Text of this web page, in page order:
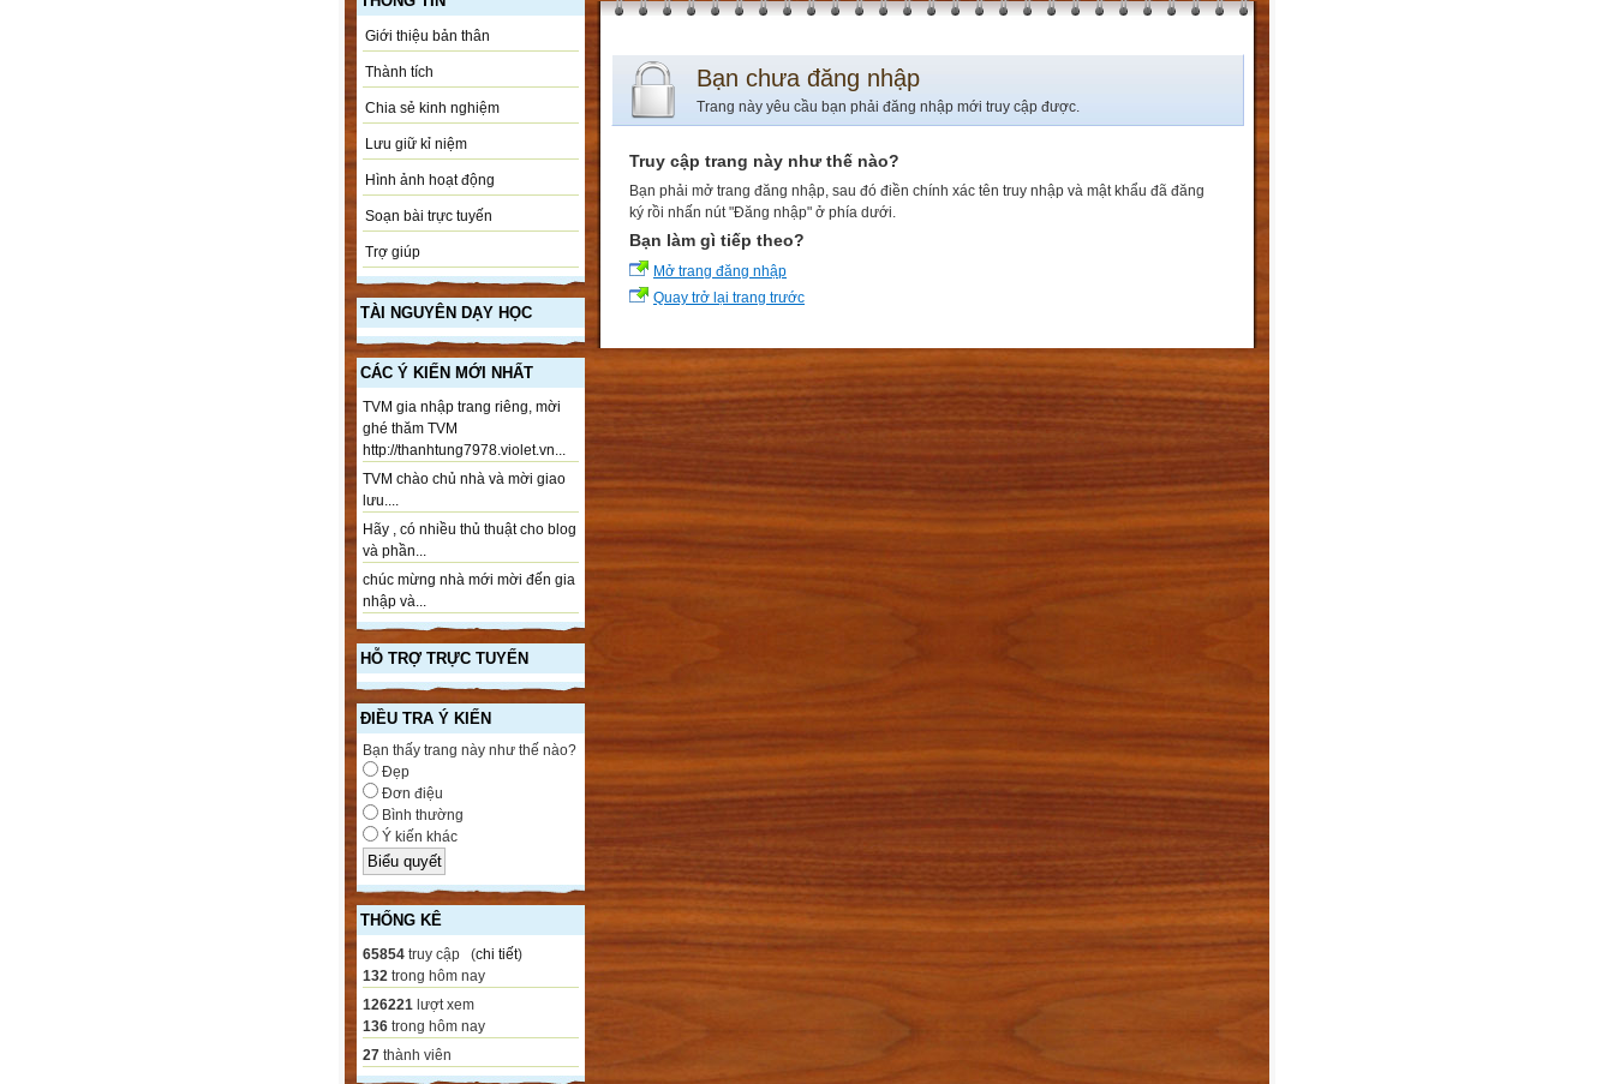
Giới thiệu bản thân
Thành tích
Chia sẻ kinh nghiệm
Lưu giữ kỉ niệm
Hình ảnh hoạt động
Soạn bài trực tuyến
Trợ giúp
TÀI NGUYÊN DẠY HỌC
CÁC Ý KIẾN MỚI NHẤT
TVM gia nhập trang riêng, mời
ghé thăm TVM
http://thanhtung7978.violet.vn...
TVM chào chủ nhà và mời giao
lưu....
Hãy , có nhiều thủ thuật cho blog
và phần...
chúc mừng nhà mới mời đến gia
nhập và...
HỖ TRỢ TRỰC TUYẾN
ĐIỀU TRA Ý KIẾN
Bạn thấy trang này như thế nào?
Đẹp
Đơn điệu
Bình thường
Ý kiến khác
THỐNG KÊ
65854 truy cập (chi tiết)
132 trong hôm nay
126221 lượt xem
136 trong hôm nay
27 thành viên
Bạn chưa đăng nhập
Trang này yêu cầu bạn phải đăng nhập mới truy cập được.
Truy cập trang này như thế nào?
Bạn phải mở trang đăng nhập, sau đó điền chính xác tên truy nhập và mật khẩu đã đăng
ký rồi nhấn nút "Đăng nhập" ở phía dưới.
Bạn làm gì tiếp theo?
Mở trang đăng nhập
Quay trở lại trang trước